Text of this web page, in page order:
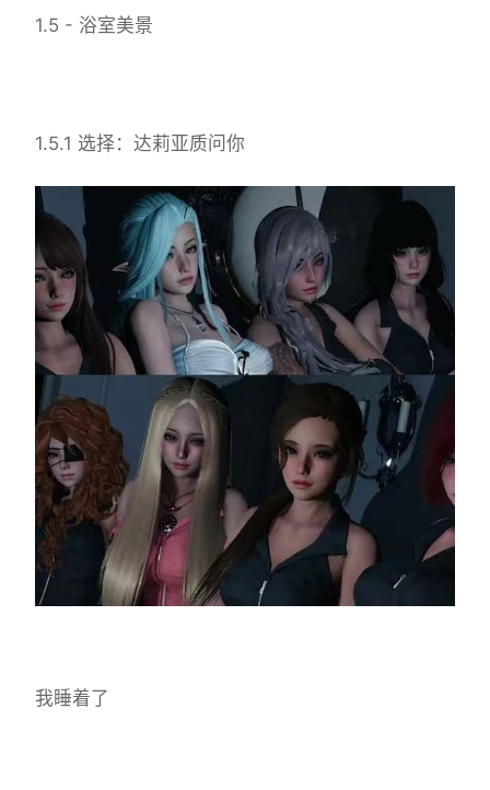
1.5 - 浴室美景
1.5.1 选择：达莉亚质问你
我睡着了